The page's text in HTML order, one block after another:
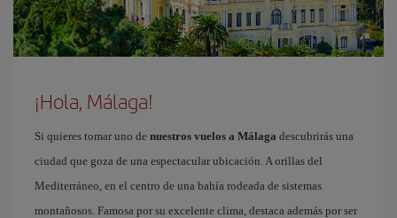
¡Hola, Málaga!
Si quieres tomar uno de nuestros vuelos a Málaga descubrirás una
ciudad que goza de una espectacular ubicación. A orillas del
Mediterráneo, en el centro de una bahía rodeada de sistemas
montañosos. Famosa por su excelente clima, destaca además por ser